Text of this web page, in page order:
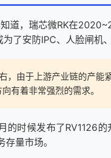
道，瑞芯微RK在
了安防IPC、人脸闸机、
，由于上游产业链的产能
有着非常强烈的需求。
时候发布了RV1126的
量市场。